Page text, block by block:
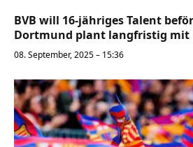
BVB will 16-jähriges Talent
Dortmund plant langfristig mit
08. September, 2025 – 15:36